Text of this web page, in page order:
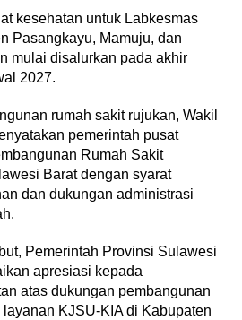
kesehatan untuk Labkesmas
Pasangkayu, Mamuju, dan
mulai disalurkan pada akhir
2027.
rumah sakit rujukan, Wakil
pemerintah pusat
Rumah Sakit
Barat dengan syarat
dan dukungan administrasi
Pemerintah Provinsi Sulawesi
apresiasi kepada
atas dukungan pembangunan
KJSU-KIA di Kabupaten